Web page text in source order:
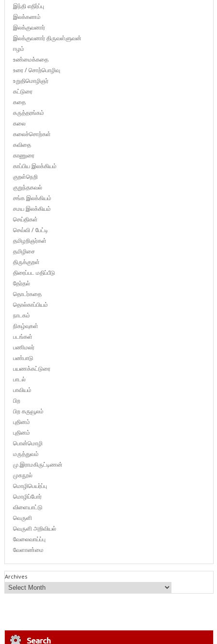
இந்தி எதிர்ப்பு
இலக்கணம்
இலக்குவனார்
இலக்குவனார் திருவள்ளுவன்
ஈழம்
உண்மைக்கதை
உரை / சொற்பொழிவு
உறுதிமொழிஞர்
கட்டுரை
கதை
கருத்தரங்கம்
கலை
கலைச்சொற்கள்
கவிதை
காணுரை
காப்பிய இலக்கியம்
குறள்நெறி
குறுந்தகவல்
சங்க இலக்கியம்
சமய இலக்கியம்
செய்திகள்
செவ்வி / பேட்டி
தமிழறிஞர்கள்
தமிழிசை
திருக்குறள்
திரைப்பட மதிப்பீடு
தேர்தல்
தொடர்கதை
தொல்காப்பியம்
நாடகம்
நிகழ்வுகள்
படங்கள்
பணிமலர்
பண்பாடு
பயணக்கட்டுரை
பாடல்
பாவியம்
பிற
பிற கருவூலம்
புதினம்
புதினம்
பொன்மொழி
மருத்துவம்
மு.இராமகிருட்டிணன்
முகநூல்
மொழிபெயர்ப்பு
மொழிப்போர்
விளையாட்டு
வெருளி
வெருளி அறிவியல்
வேலைவாய்ப்பு
வேளாண்மை
Archives
Search